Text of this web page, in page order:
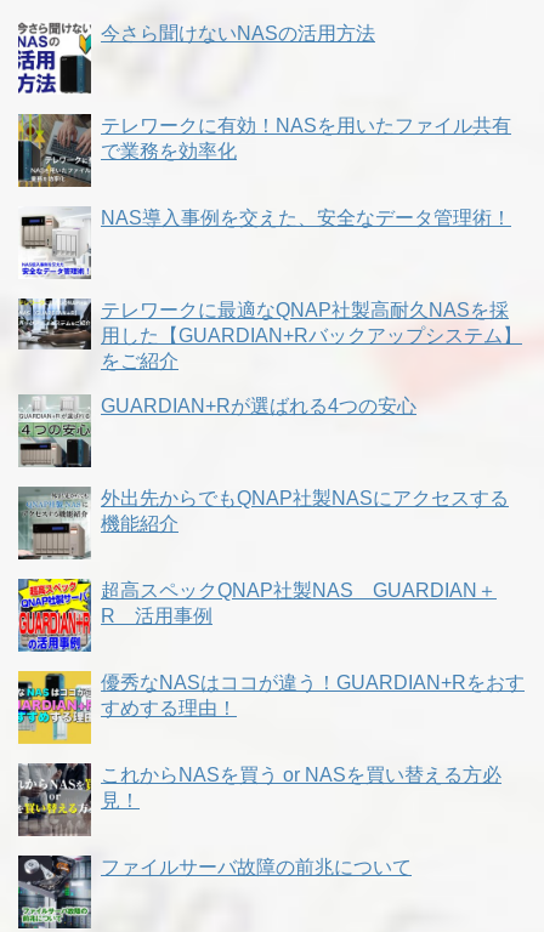
今さら聞けないNASの活用方法
テレワークに有効！NASを用いたファイル共有
で業務を効率化
NAS導入事例を交えた、安全なデータ管理術！
テレワークに最適なQNAP社製高耐久NASを採
用した【GUARDIAN+Rバックアップシステム】
をご紹介
GUARDIAN+Rが選ばれる4つの安心
外出先からでもQNAP社製NASにアクセスする
機能紹介
超高スペックQNAP社製NAS GUARDIAN＋
R 活用事例
優秀なNASはココが違う！GUARDIAN+Rをおす
すめする理由！
これからNASを買う or NASを買い替える方必
見！
ファイルサーバ故障の前兆について